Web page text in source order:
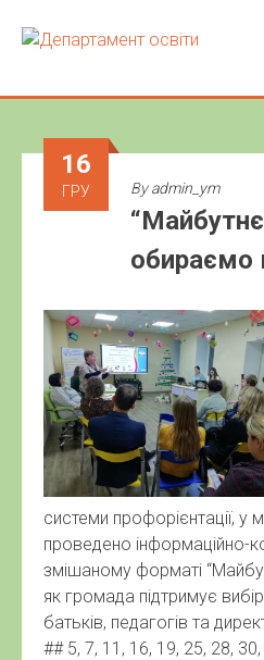
16
ГРУ Byadmin_ym
обираємо
системи профорієнтації, у
проведено інформаційно-
змішаному форматі
як громада підтримує
батьків, педагогів та
## 5, 7, 11, 16, 19, 25, 28,